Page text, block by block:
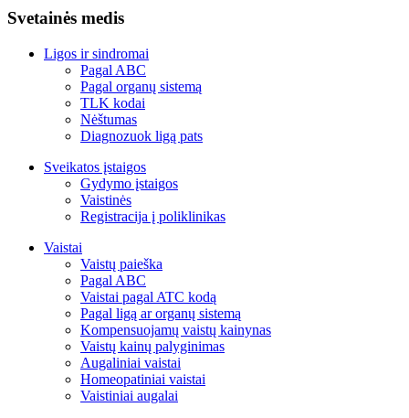
Svetainės medis
Ligos ir sindromai
Pagal ABC
Pagal organų sistemą
TLK kodai
Nėštumas
Diagnozuok ligą pats
Sveikatos įstaigos
Gydymo įstaigos
Vaistinės
Registracija į poliklinikas
Vaistai
Vaistų paieška
Pagal ABC
Vaistai pagal ATC kodą
Pagal ligą ar organų sistemą
Kompensuojamų vaistų kainynas
Vaistų kainų palyginimas
Augaliniai vaistai
Homeopatiniai vaistai
Vaistiniai augalai